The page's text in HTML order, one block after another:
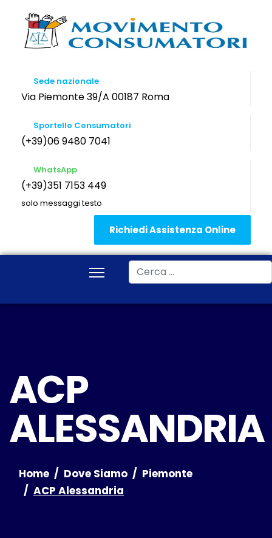
Sede nazionale
Via Piemonte 39/A 00187 Roma
Sportello Consumatori
(+39)06 9480 7041
WhatsApp
(+39)351 7153 449
solo messaggi testo
Richiedi Assistenza Online
Cerca
ACP
ALESSANDRIA
Home Dove Siamo
Piemonte
ACP Alessandria